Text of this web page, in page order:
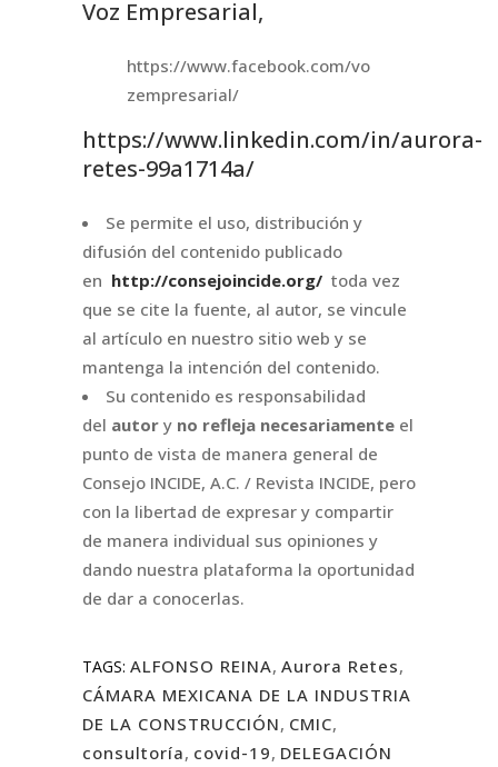
Voz Empresarial,
https://www.facebook.com/vo
zempresarial/
https://www.linkedin.com/in/aurora-
retes-99a1714a/
Se permite el uso, distribución y
difusión del contenido publicado
en http://consejoincide.org/ toda vez
que se cite la fuente, al autor, se vincule
al artículo en nuestro sitio web y se
mantenga la intención del contenido.
Su contenido es responsabilidad
del autor y no refleja necesariamente el
punto de vista de manera general de
Consejo INCIDE, A.C. / Revista INCIDE, pero
con la libertad de expresar y compartir
de manera individual sus opiniones y
dando nuestra plataforma la oportunidad
de dar a conocerlas.
TAGS: ALFONSO REINA, Aurora Retes,
CÁMARA MEXICANA DE LA INDUSTRIA
DE LA CONSTRUCCIÓN, CMIC,
consultoría, covid-19, DELEGACIÓN